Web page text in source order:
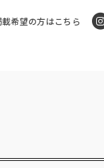
載希望の方はこちら